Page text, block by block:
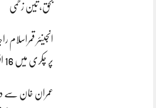
بحق، تین زخمی
انجینئر قمراسلام
پر چکری میں 16 افراد کا کامیاب ریسکیو
عمران خان سے